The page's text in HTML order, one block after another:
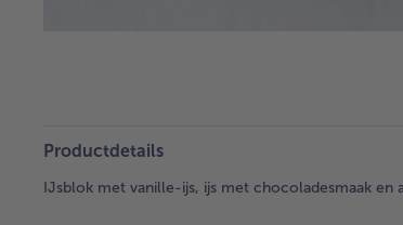
Productdetails
IJsblok met vanille-ijs, ijs met chocoladesmaak en